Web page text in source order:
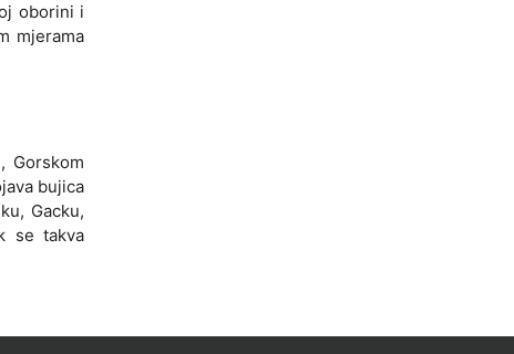
oborini i
mjerama
Gorskom
bujica
Gacku,
se takva